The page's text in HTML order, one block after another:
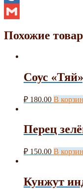
Mail.Ru
Похожие
Cоус
₽ 180.00 В
Перец
₽ 150.00 В
Кунжут